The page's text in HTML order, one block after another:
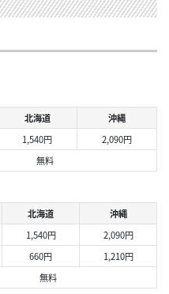
北海道
沖縄
1,540円
2,090円
無料
北海道
沖縄
1,540円
2,090円
660円
1,210円
無料